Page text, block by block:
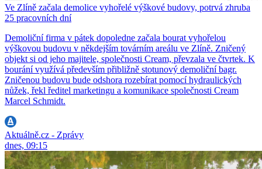
Ve Zlíně začala demolice vyhořelé výškové budovy, potrvá zhruba
25 pracovních dní
Demoliční firma v pátek dopoledne začala bourat vyhořelou
výškovou budovu v někdejším továrním areálu ve Zlíně. Zničený
objekt si od jeho majitele, společnosti Cream, převzala ve čtvrtek. K
bourání využívá především přibližně stotunový demoliční bagr.
Zničenou budovu bude odshora rozebírat pomocí hydraulických
nůžek, řekl ředitel marketingu a komunikace společnosti Cream
Marcel Schmidt.
Aktuálně.cz - Zprávy
dnes, 09:15